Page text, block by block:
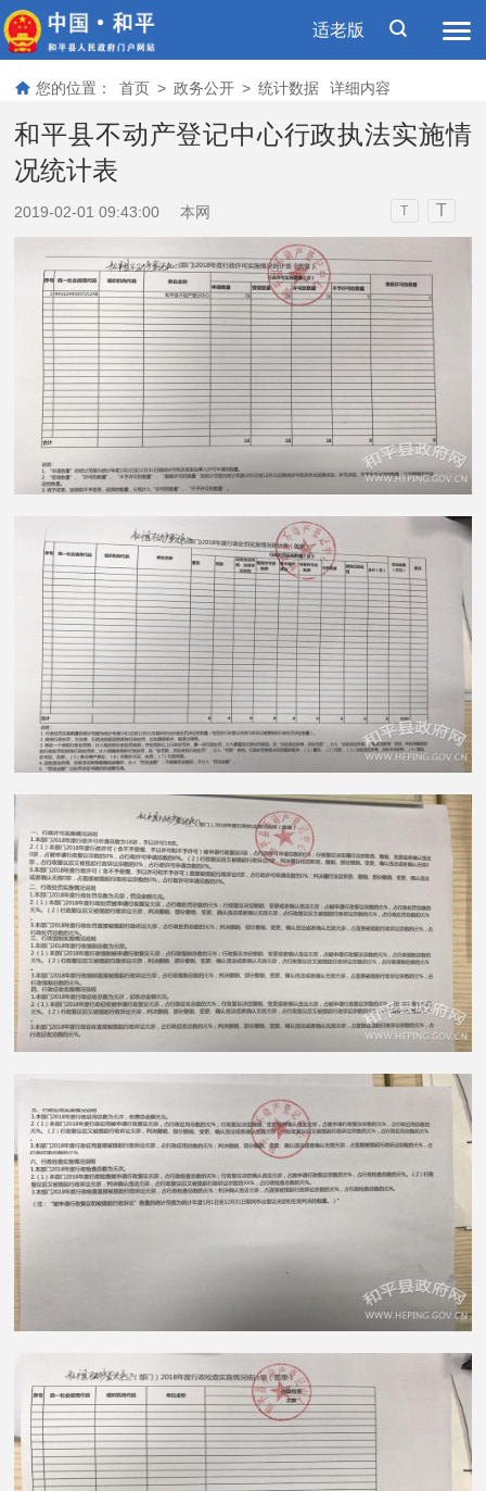
适老版
您的位置： 首页 > 政务公开 > 统计数据 详细内容
和平县不动产登记中心行政执法实施情
况统计表
2019-02-01 09:43:00 本网 T T